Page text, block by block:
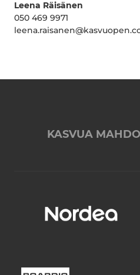
Leena Räisänen
050 469 9971
KASVUA